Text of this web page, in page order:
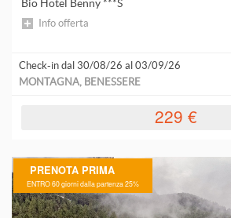
Bio Hotel Benny ***S
Info offerta
Check-in dal 30/08/26 al 03/09/26
MONTAGNA, BENESSERE
229 €
PRENOTA PRIMA
ENTRO 60 giorni dalla partenza 25%